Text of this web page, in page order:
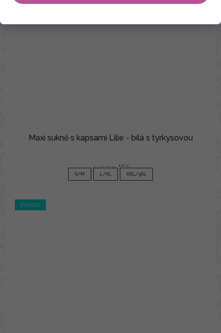
Maxi sukně s kapsami Lilie - bílá s tyrkysovou
1 050 Kč
S/M L/XL XXL/3XL
Viskóza